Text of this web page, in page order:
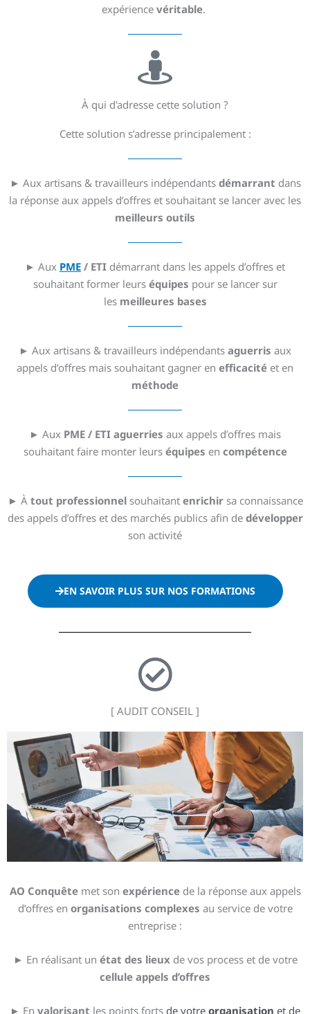
expérience véritable.
À qui d'adresse cette solution ?
Cette solution s’adresse principalement :
► Aux artisans & travailleurs indépendants démarrant dans
la réponse aux appels d’offres et souhaitant se lancer avec les
meilleurs outils
► Aux PME / ETI démarrant dans les appels d’offres et
souhaitant former leurs équipes pour se lancer sur
les meilleures bases
► Aux artisans & travailleurs indépendants aguerris aux
appels d’offres mais souhaitant gagner en efficacité et en
méthode
► Aux PME / ETI aguerries aux appels d’offres mais
souhaitant faire monter leurs équipes en compétence
► À tout professionnelsouhaitant enrichir sa connaissance
des appels d’offres et des marchés publics afin de développer
son activité
EN SAVOIR PLUS SUR NOS FORMATIONS
[ AUDIT CONSEIL ]
AO Conquêtemet son expérience de la réponse aux appels
d’offres en organisations complexes au service de votre
entreprise :
► En réalisant un état des lieux de vos process et de votre
cellule appels d’offres
► En valorisant les points forts de votre organisation et de